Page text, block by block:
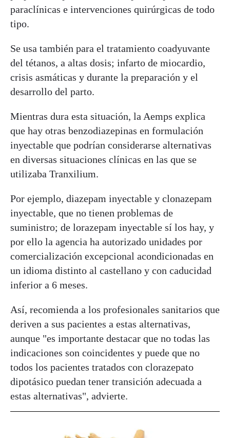
paraclínicas e intervenciones quirúrgicas de todo
tipo.
Se usa también para el tratamiento coadyuvante
del tétanos, a altas dosis; infarto de miocardio,
crisis asmáticas y durante la preparación y el
desarrollo del parto.
Mientras dura esta situación, la Aemps explica
que hay otras benzodiazepinas en formulación
inyectable que podrían considerarse alternativas
en diversas situaciones clínicas en las que se
utilizaba Tranxilium.
Por ejemplo, diazepam inyectable y clonazepam
inyectable, que no tienen problemas de
suministro; de lorazepam inyectable sí los hay, y
por ello la agencia ha autorizado unidades por
comercialización excepcional acondicionadas en
un idioma distinto al castellano y con caducidad
inferior a 6 meses.
Así, recomienda a los profesionales sanitarios que
deriven a sus pacientes a estas alternativas,
aunque "es importante destacar que no todas las
indicaciones son coincidentes y puede que no
todos los pacientes tratados con clorazepato
dipotásico puedan tener transición adecuada a
estas alternativas", advierte.